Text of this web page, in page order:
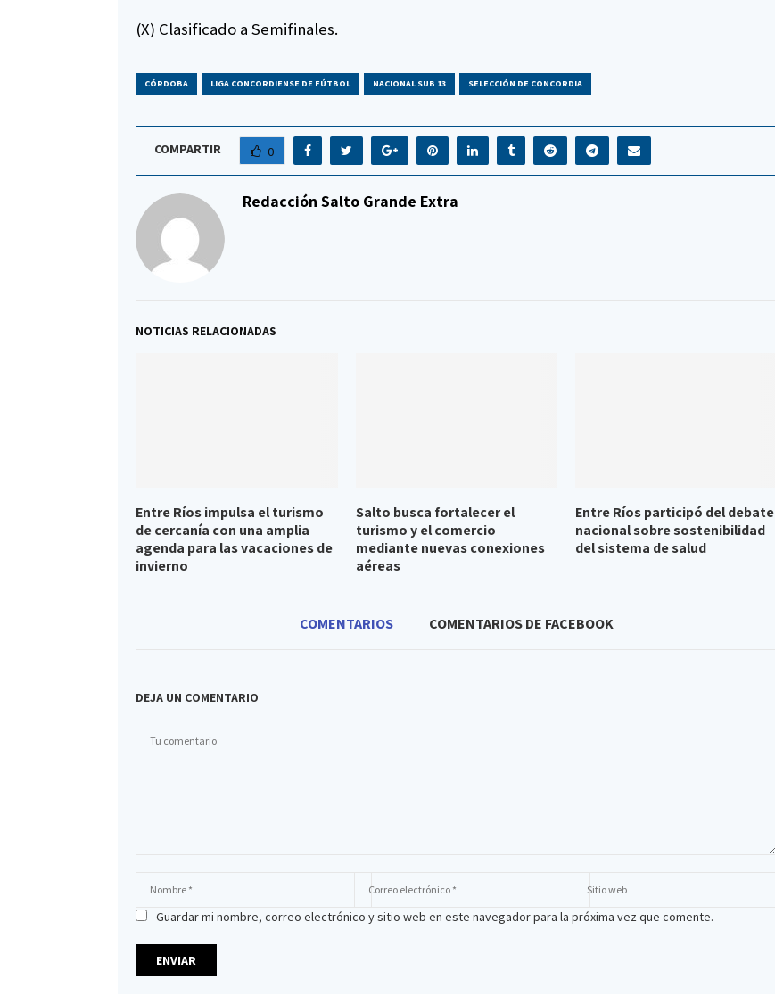
(X) Clasificado a Semifinales.
CÓRDOBA LIGA CONCORDIENSE DE FÚTBOL NACIONAL SUB 13 SELECCIÓN DE CONCORDIA
COMPARTIR 0
Redacción Salto Grande Extra
NOTICIAS RELACIONADAS
Entre Ríos impulsa el turismo
de cercanía con una amplia
agenda para las vacaciones de
invierno
Salto busca fortalecer el
turismo y el comercio
mediante nuevas conexiones
aéreas
Entre Ríos participó del debate
nacional sobre sostenibilidad
del sistema de salud
COMENTARIOS COMENTARIOS DE FACEBOOK
DEJA UN COMENTARIO
Guardar mi nombre, correo electrónico y sitio web en este navegador para la próxima vez que comente.